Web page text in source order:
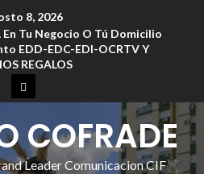
8, 2026
En Tu Negocio O Tú Domicilio
EDD-EDC-EDI-OCRTV Y
REGALOS
COFRADE
Leader Comunicacion CIF